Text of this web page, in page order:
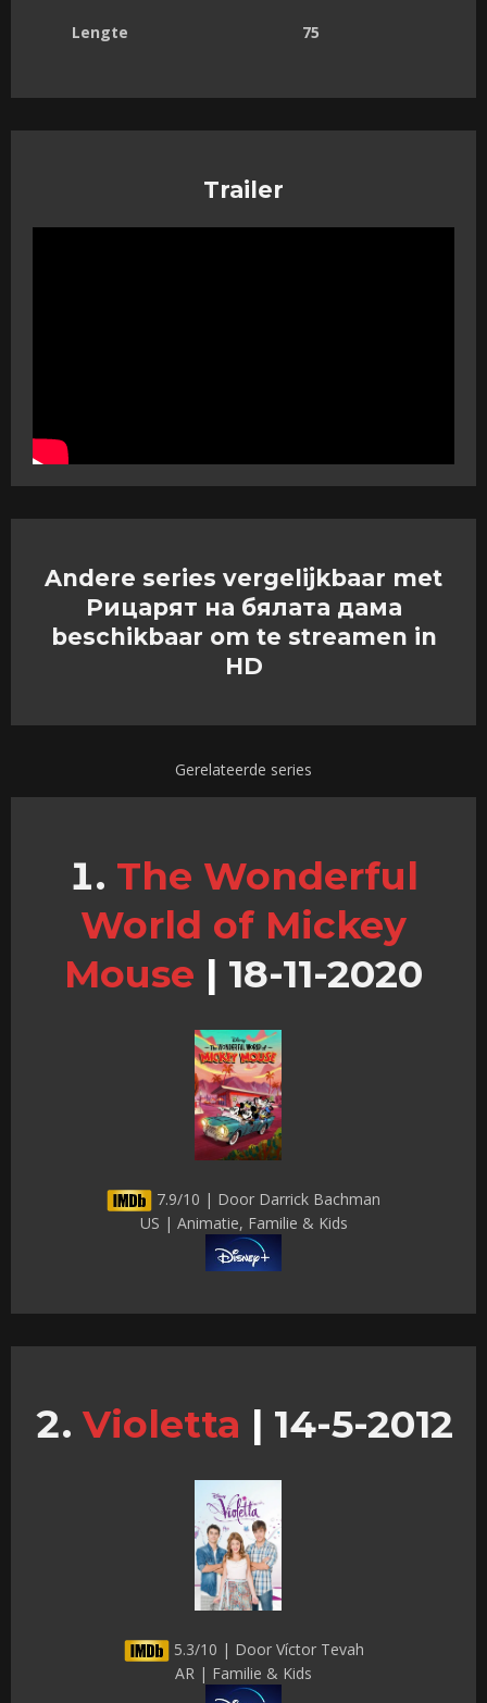
Lengte 75
Trailer
Andere series vergelijkbaar met
Рицарят на бялата дама
beschikbaar om te streamen in
HD
Gerelateerde series
The Wonderful
World of Mickey
Mouse | 18-11-2020
7.9/10 | Door Darrick Bachman
US | Animatie, Familie & Kids
Violetta | 14-5-2012
5.3/10 | Door Víctor Tevah
AR | Familie & Kids